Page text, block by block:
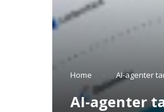
Home - AI-agenter
AI-agenter